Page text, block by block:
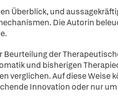
Überblick, und
Die Autorin
der
und bisherigen
verglichen. Auf diese Weise
Innovation oder nur